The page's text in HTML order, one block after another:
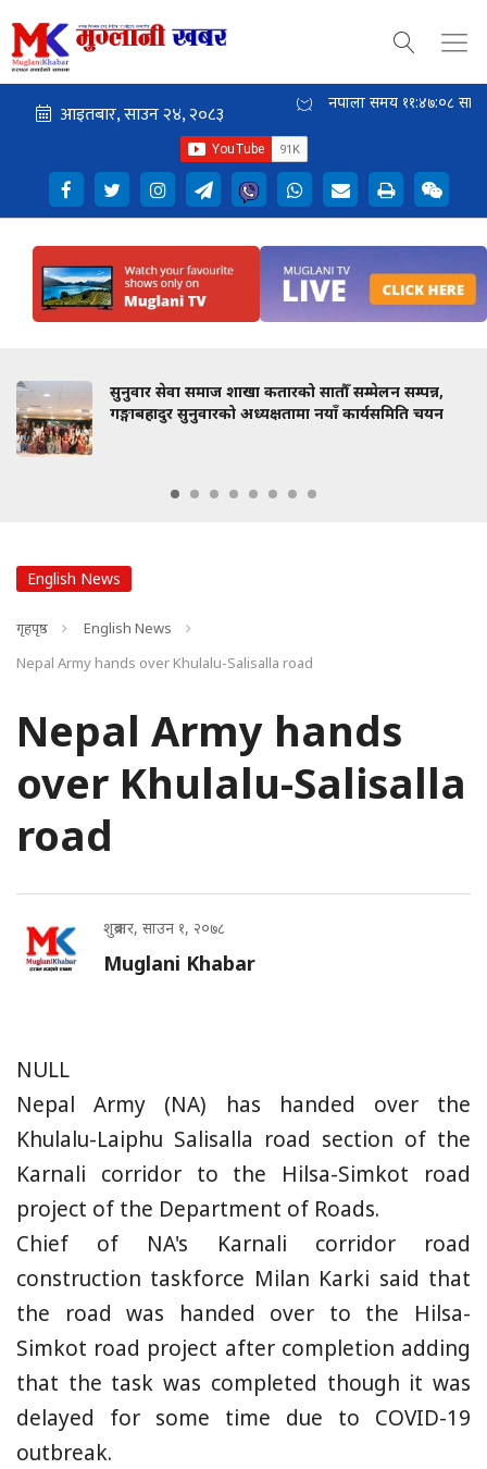
नेपाली समय ११:४७:०९ साँझ
सुनुवार सेवा समाज शाखा कतारको सातौँ सम्मेलन सम्पन्न,
गङ्गाबहादुर सुनुवारको अध्यक्षतामा नयाँ कार्यसमिति चयन
English News
गृहपृष्ठ
English News
Nepal Army hands over Khulalu-Salisalla road
Nepal Army hands
over Khulalu-Salisalla
road
शुक्रबार, साउन १, २०७८
Muglani Khabar
NULL
Nepal Army (NA) has handed over the
Khulalu-Laiphu Salisalla road section of the
Karnali corridor to the Hilsa-Simkot road
project of the Department of Roads.
Chief of NA's Karnali corridor road
construction taskforce Milan Karki said that
the road was handed over to the Hilsa-
Simkot road project after completion adding
that the task was completed though it was
delayed for some time due to COVID-19
outbreak.